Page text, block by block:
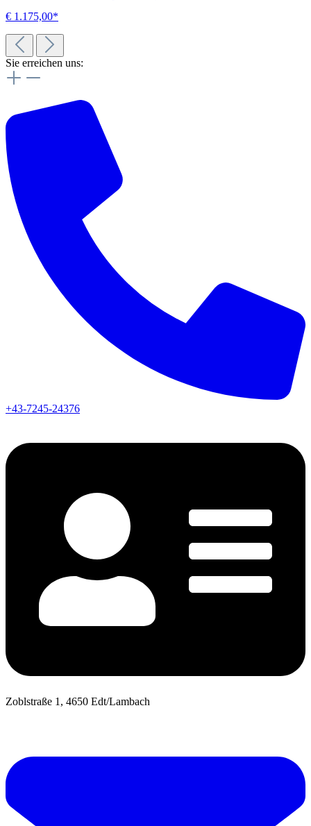
€ 1.175,00*
Sie erreichen uns:
+43-7245-24376
Zoblstraße 1, 4650 Edt/Lambach